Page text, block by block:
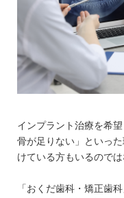
インプラント治療を希
骨が足りない」といっ
けている方もいるのでは
「おくだ歯科・矯正歯